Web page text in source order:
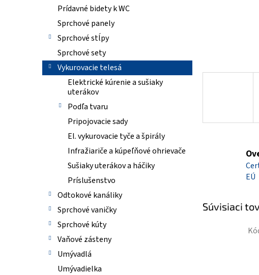
Prídavné bidety k WC
Sprchové panely
Sprchové stĺpy
Sprchové sety
Vykurovacie telesá
Elektrické kúrenie a sušiaky
uterákov
Podľa tvaru
Pripojovacie sady
El. vykurovacie tyče a špirály
Infražiariče a kúpeľňové ohrievače
Sušiaky uterákov a háčiky
Príslušenstvo
Odtokové kanáliky
Sprchové vaničky
Sprchové kúty
Vaňové zásteny
Umývadlá
Umývadielka
EÚ
Súvisiaci